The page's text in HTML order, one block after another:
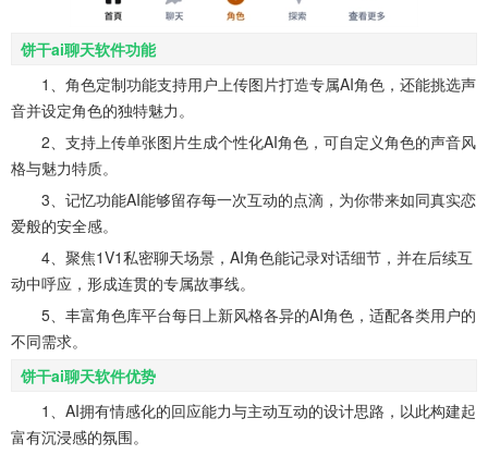
饼干ai聊天软件功能
1、角色定制功能支持用户上传图片打造专属AI角色，还能挑选声
音并设定角色的独特魅力。
2、支持上传单张图片生成个性化AI角色，可自定义角色的声音风
格与魅力特质。
3、记忆功能AI能够留存每一次互动的点滴，为你带来如同真实恋
爱般的安全感。
4、聚焦1V1私密聊天场景，AI角色能记录对话细节，并在后续互
动中呼应，形成连贯的专属故事线。
5、丰富角色库平台每日上新风格各异的AI角色，适配各类用户的
不同需求。
饼干ai聊天软件优势
1、AI拥有情感化的回应能力与主动互动的设计思路，以此构建起
富有沉浸感的氛围。